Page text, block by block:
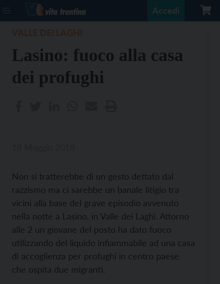
Accedi
Lasino: fuoco alla casa
dei profughi
Non si tratterebbe di un gesto dettato dal
razzismo ma ci sarebbe un banale litigio tra
vicini alla base del grave episodio avvenuto
nella notte a Lasino, in Valle dei Laghi. Attorno
alle 2 un giovane del posto ha dato fuoco
utilizzando del liquido infiammabile ad una casa
di accoglienza per profughi in centro paese
che ospita due migranti.